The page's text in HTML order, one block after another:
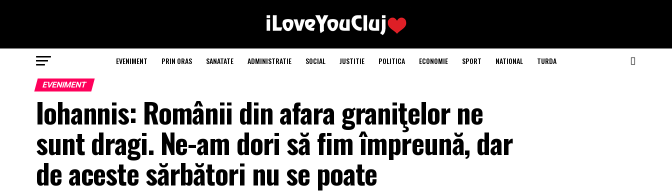
EVENIMENT PRIN ORAS SANATATE ADMINISTRATIE SOCIAL JUSTITIE POLITICA ECONOMIE SPORT NATIONAL TURDA
EVENIMENT
Iohannis: Românii din afara graniţelor ne
sunt dragi. Ne-am dori să fim împreună, dar
de aceste sărbători nu se poate